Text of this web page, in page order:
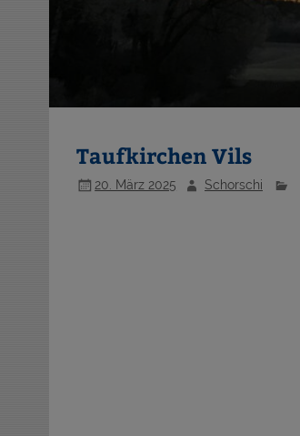
Taufkirchen Vils
20. März 2025 Schorschi